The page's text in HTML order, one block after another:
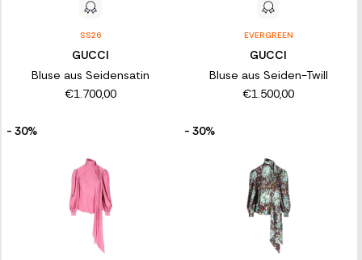
SS26
GUCCI
Bluse aus Seidensatin
€1.700,00
EVERGREEN
GUCCI
Bluse aus Seiden-Twill
€1.500,00
- 30% - 30%